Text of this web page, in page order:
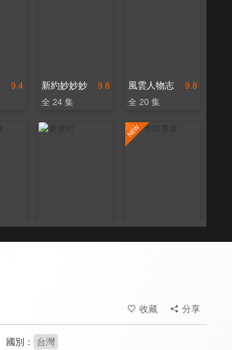
9.4 9.8
新約妙妙妙
全 24 集
9.8
風雲人物志
全 20 集
收藏 分享
國別： 台灣